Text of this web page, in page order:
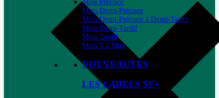
Maïs Précoce
Maïs Demi-Précoce
Maïs Demi-Précoce à Demi-Tardif
Maïs Demi-Tardif
Maïs Tardif
Maïs V2 Max
NOUVEAUTES
LES LABELS SF+